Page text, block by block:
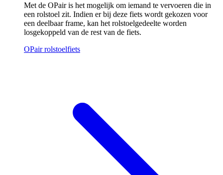
Met de OPair is het mogelijk om iemand te vervoeren die in
een rolstoel zit. Indien er bij deze fiets wordt gekozen voor
een deelbaar frame, kan het rolstoelgedeelte worden
losgekoppeld van de rest van de fiets.
OPair rolstoelfiets